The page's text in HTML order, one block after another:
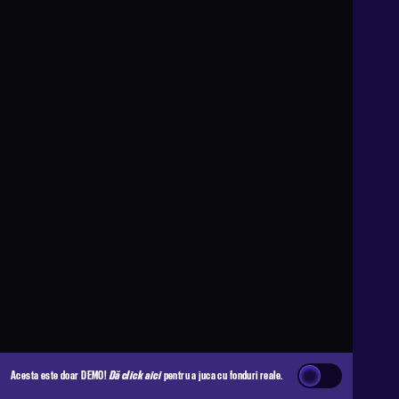
Acesta este doar DEMO!Dă click aicipentru a juca cu fonduri reale.